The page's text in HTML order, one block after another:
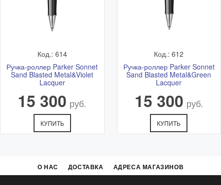
Код.: 614
Ручка-роллер Parker Sonnet
Sand Blasted Metal&Violet
Lacquer
15 300 руб.
КУПИТЬ
Код.: 612
Ручка-роллер Parker Sonnet
Sand Blasted Metal&Green
Lacquer
15 300 руб.
КУПИТЬ
О НАС ДОСТАВКА АДРЕСА МАГАЗИНОВ